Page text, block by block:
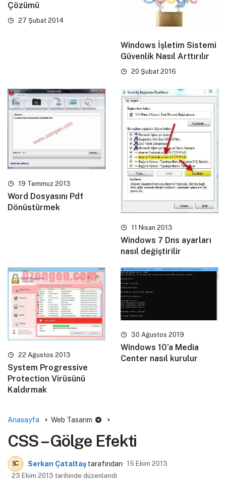
Çözümü
27 Şubat 2014
Windows İşletim Sistemi
Güvenlik Nasıl Arttırılır
20 Şubat 2016
19 Temmuz 2013
Word Dosyasını Pdf
Dönüstürmek
11 Nisan 2013
Windows 7 Dns ayarları
nasıl değiştirilir
22 Ağustos 2013
System Progressive
Protection Virüsünü
Kaldırmak
30 Ağustos 2019
Windows 10’a Media
Center nasıl kurulur
Anasayfa Web Tasarım
CSS – Gölge Efekti
Serkan Çataltaş tarafından
15 Ekim 2013
23 Ekim 2013 tarihinde düzenlendi